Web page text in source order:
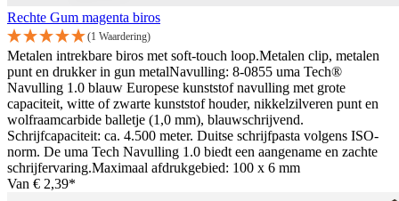
Rechte Gum magenta biros
(1 Waardering)
Metalen intrekbare biros met soft-touch loop.Metalen clip, metalen
punt en drukker in gun metalNavulling: 8-0855 uma Tech®
Navulling 1.0 blauw Europese kunststof navulling met grote
capaciteit, witte of zwarte kunststof houder, nikkelzilveren punt en
wolfraamcarbide balletje (1,0 mm), blauwschrijvend.
Schrijfcapaciteit: ca. 4.500 meter. Duitse schrijfpasta volgens ISO-
norm. De uma Tech Navulling 1.0 biedt een aangename en zachte
schrijfervaring.Maximaal afdrukgebied: 100 x 6 mm
Van € 2,39*